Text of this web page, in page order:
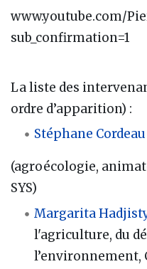
www.youtube.com/
sub_confirmation=1
La liste des
ordre d’apparition) :
Stéphane Cordeau
(agroécologie,
SYS)
Margarita
l'agriculture, du
l’environnement,